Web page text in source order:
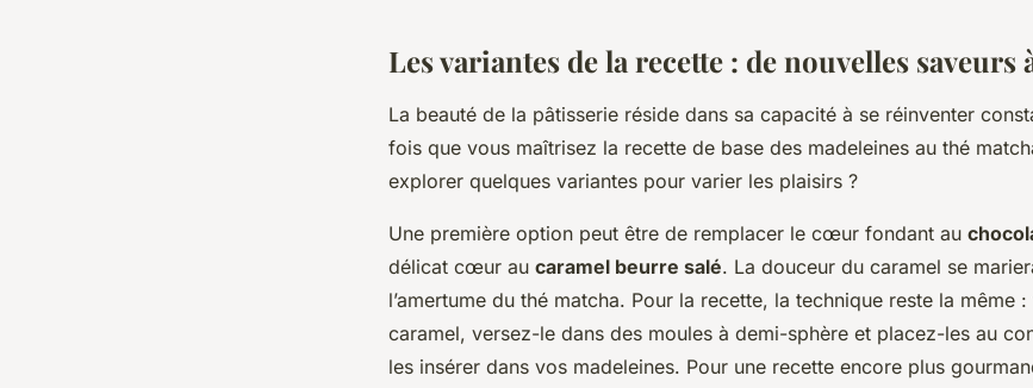
Les variantes de la recette : de nouvelles saveurs
La beauté de la pâtisserie réside dans sa capacité à se réinventer
fois que vous maîtrisez la recette de base des madeleines au thé
explorer quelques variantes pour varier les plaisirs ?
Une première option peut être de remplacer le cœur fondant au
délicat cœur au caramel beurre salé. La douceur du caramel se
l’amertume du thé matcha. Pour la recette, la technique reste la même
caramel, versez-le dans des moules à demi-sphère et placez-les au
les insérer dans vos madeleines. Pour une recette encore plus